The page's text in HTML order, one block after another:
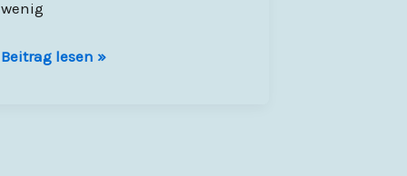
wenig
Nachtschicht-
Beitrag lesen »